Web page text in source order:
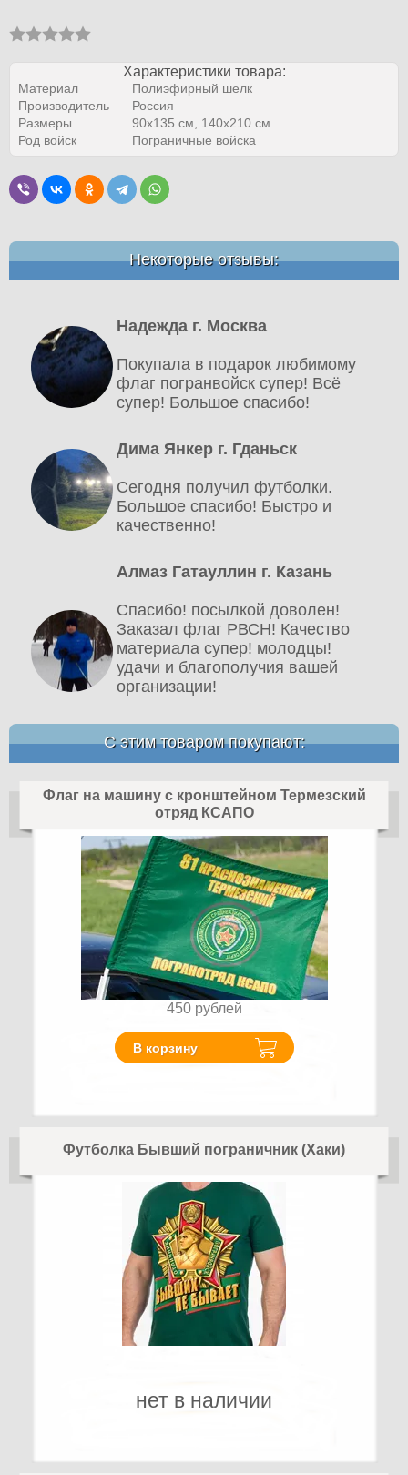
Характеристики товара:
Материал
Полиэфирный шелк
Производитель
Россия
Размеры
90х135 см, 140х210 см.
Род войск
Пограничные войска
Некоторые отзывы:
Надежда г. Москва
Покупала в подарок любимому
флаг погранвойск супер! Всё
супер! Большое спасибо!
Дима Янкер г. Гданьск
Сегодня получил футболки.
Большое спасибо! Быстро и
качественно!
Алмаз Гатауллин г. Казань
Спасибо! посылкой доволен!
Заказал флаг РВСН! Качество
материала супер! молодцы!
удачи и благополучия вашей
организации!
С этим товаром покупают:
Флаг на машину с кронштейном Термезский
отряд КСАПО
450 рублей
В корзину
Футболка Бывший пограничник (Хаки)
нет в наличии